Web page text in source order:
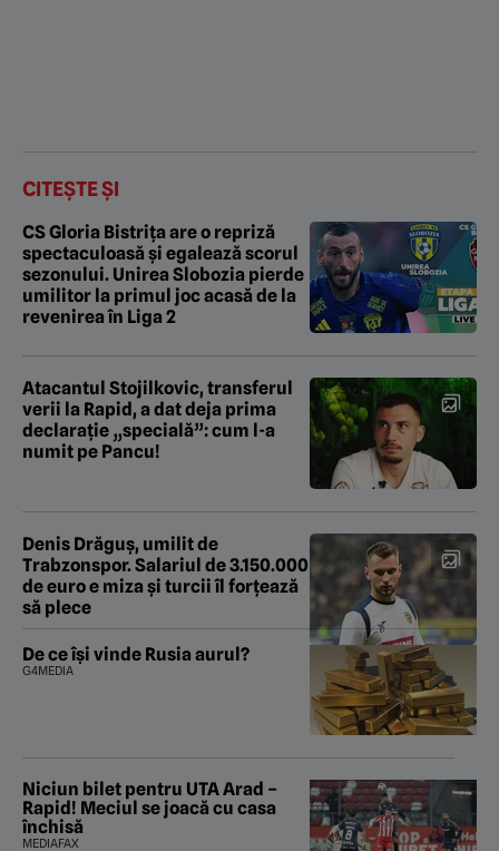
CITEȘTE ȘI
CS Gloria Bistrița are o repriză
spectaculoasă și egalează scorul
sezonului. Unirea Slobozia pierde
umilitor la primul joc acasă de la
revenirea în Liga 2
Atacantul Stojilkovic, transferul
verii la Rapid, a dat deja prima
declarație „specială”: cum l-a
numit pe Pancu!
Denis Drăguș, umilit de
Trabzonspor. Salariul de 3.150.000
de euro e miza și turcii îl forțează
să plece
De ce își vinde Rusia aurul?
G4MEDIA
Niciun bilet pentru UTA Arad –
Rapid! Meciul se joacă cu casa
închisă
MEDIAFAX